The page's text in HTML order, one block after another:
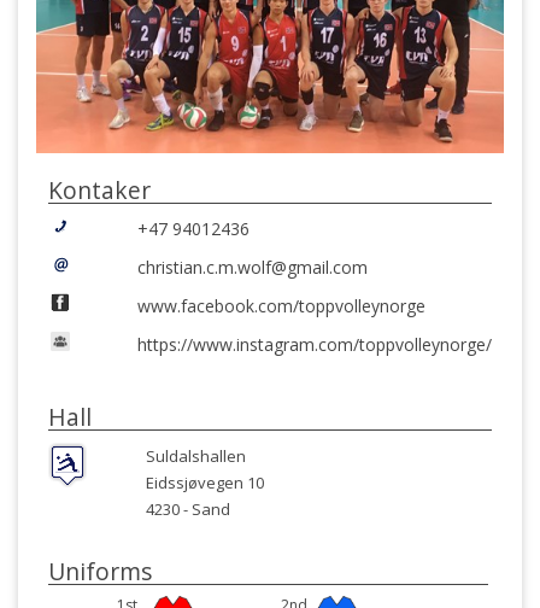
Kontaker
+47 94012436
christian.c.m.wolf@gmail.com
www.facebook.com/toppvolleynorge
https://www.instagram.com/toppvolleynorge/
Hall
Suldalshallen
Eidssjøvegen 10
4230 - Sand
Uniforms